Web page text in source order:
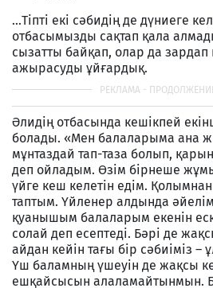
…Тіпті екі сәбидің де дүниеге
отбасымызды сақтап қала
сызатты байқап, олар да зардап
ажырасуды ұйғардық.
Әлидің отбасында кешікпей
болады. «Мен балаларыма ана
мұнтаздай тап-таза болып,
деп ойладым. Өзім бірнеше
үйге кеш келетін едім.
таптым. Үйленер алдында
қуанышым балаларым екенін
солай деп есептеді. Бәрі де
айдан кейін тағы бір сәбиіміз –
Үш баламның үшеуін де жақсы
ешқайсысын алаламайтынмын.